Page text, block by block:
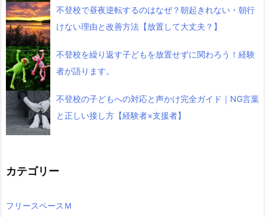
不登校で昼夜逆転するのはなぜ？朝起きれない・朝行
けない理由と改善方法【放置して大丈夫？】
不登校を繰り返す子どもを放置せずに関わろう！経験
者が語ります。
不登校の子どもへの対応と声かけ完全ガイド｜NG言葉
と正しい接し方【経験者×支援者】
カテゴリー
フリースペースＭ